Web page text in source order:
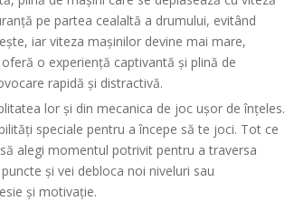
pe partea cealaltă a drumului, evitând
iar viteza mașinilor devine mai mare,
o experiență captivantă și plină de
rapidă și distractivă.
lor și din mecanica de joc ușor de înțeles.
speciale pentru a începe să te joci. Tot ce
alegi momentul potrivit pentru a traversa
și vei debloca noi niveluri sau
și motivație.